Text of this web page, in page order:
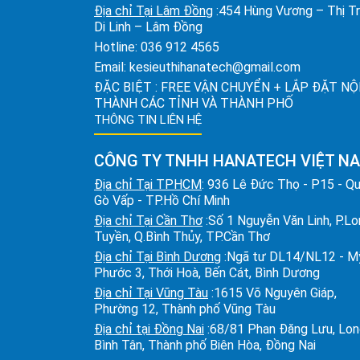
Địa chỉ Tại Lâm Đồng :454 Hùng Vương – Thị
Di Linh – Lâm Đồng
Hotline: 036 912 4565
Email: kesieuthihanatech@gmail.com
ĐẶC BIỆT : FREE VẬN CHUYỂN + LẮP ĐẶT
THÀNH CÁC TỈNH VÀ THÀNH PHỐ
THÔNG TIN LIÊN HỆ
CÔNG TY TNHH HANATECH VIỆT
Địa chỉ Tại TPHCM: 936 Lê Đức Thọ - P15 -
Gò Vấp - TP.Hồ Chí Minh
Địa chỉ Tại Cần Thơ :Số 1 Nguyễn Văn Linh,
Tuyền, Q.Bình Thủy, TP.Cần Thơ
Địa chỉ Tại Bình Dương :Ngã tư DL14/NL12 -
Phước 3, Thới Hoà, Bến Cát, Bình Dương
Địa chỉ Tại Vũng Tàu :1615 Võ Nguyên Giáp,
Phường 12, Thành phố Vũng Tàu
Địa chỉ tại Đồng Nai :68/81 Phan Đăng Lưu,
Bình Tân, Thành phố Biên Hòa, Đồng Nai